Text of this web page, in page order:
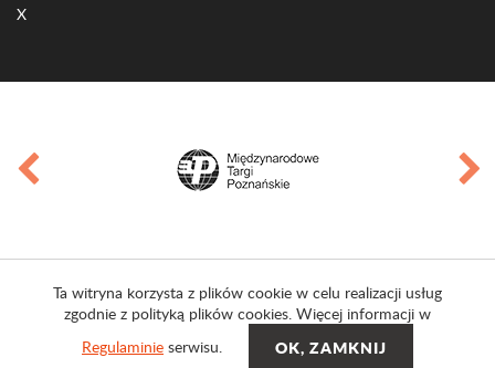
X
Ta witryna korzysta z plików cookie w celu realizacji usług
zgodnie z polityką plików cookies. Więcej informacji w
Regulaminie serwisu.